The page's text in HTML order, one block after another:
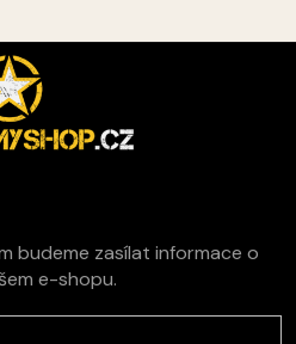
budeme zasílat informace o
e-shopu.